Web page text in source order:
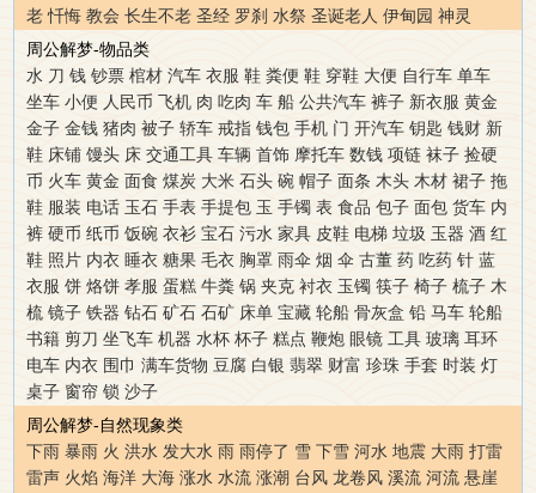
老 忏悔 教会 长生不老 圣经 罗刹 水祭 圣诞老人 伊甸园 神灵
周公解梦-物品类
水 刀 钱 钞票 棺材 汽车 衣服 鞋 粪便 鞋 穿鞋 大便 自行车 单车
坐车 小便 人民币 飞机 肉 吃肉 车 船 公共汽车 裤子 新衣服 黄金
金子 金钱 猪肉 被子 轿车 戒指 钱包 手机 门 开汽车 钥匙 钱财 新
鞋 床铺 馒头 床 交通工具 车辆 首饰 摩托车 数钱 项链 袜子 捡硬
币 火车 黄金 面食 煤炭 大米 石头 碗 帽子 面条 木头 木材 裙子 拖
鞋 服装 电话 玉石 手表 手提包 玉 手镯 表 食品 包子 面包 货车 内
裤 硬币 纸币 饭碗 衣衫 宝石 污水 家具 皮鞋 电梯 垃圾 玉器 酒 红
鞋 照片 内衣 睡衣 糖果 毛衣 胸罩 雨伞 烟 伞 古董 药 吃药 针 蓝
衣服 饼 烙饼 孝服 蛋糕 牛粪 锅 夹克 衬衣 玉镯 筷子 椅子 梳子 木
梳 镜子 铁器 钻石 矿石 石矿 床单 宝藏 轮船 骨灰盒 铅 马车 轮船
书籍 剪刀 坐飞车 机器 水杯 杯子 糕点 鞭炮 眼镜 工具 玻璃 耳环
电车 内衣 围巾 满车货物 豆腐 白银 翡翠 财富 珍珠 手套 时装 灯
桌子 窗帘 锁 沙子
周公解梦-自然现象类
下雨 暴雨 火 洪水 发大水 雨 雨停了 雪 下雪 河水 地震 大雨 打雷
雷声 火焰 海洋 大海 涨水 水流 涨潮 台风 龙卷风 溪流 河流 悬崖